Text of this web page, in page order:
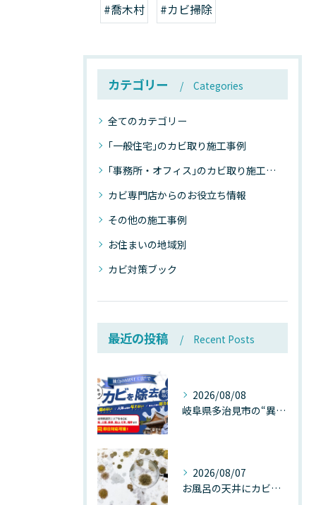
#喬木村 #カビ掃除
カテゴリー Categories
全てのカテゴリー
｢一般住宅｣のカビ取り施工事例
｢事務所・オフィス｣のカビ取り施工事例
カビ専門店からのお役立ち情報
その他の施工事例
お住まいの地域別
カビ対策ブック
最近の投稿 Recent Posts
2026/08/08
岐阜県多治見市の“異常な高温”が建物内部を破壊する──深層カビが急増する危険な温度差の正体
2026/08/07
お風呂の天井にカビが生えたら要注意！2026年8月の猛暑・高湿度で急増する浴室カビの原因と正しい対策